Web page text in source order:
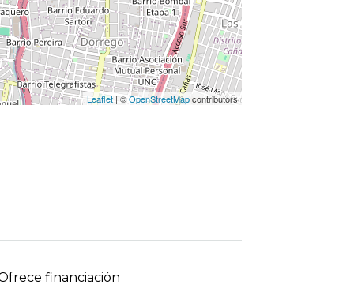
Leaflet | ©OpenStreetMapcontributors
financiación